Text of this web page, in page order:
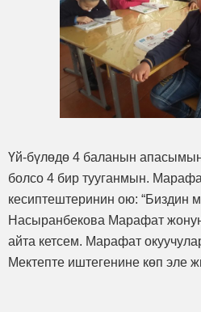
Үй-бүлөдө 4 баланын
болсо 4 бир тууганмын.
кесиптештеринин ою: “Биздин
Насыранбекова Марафат
айта кетсем. Марафат
Мектепте иштегенине көп эле